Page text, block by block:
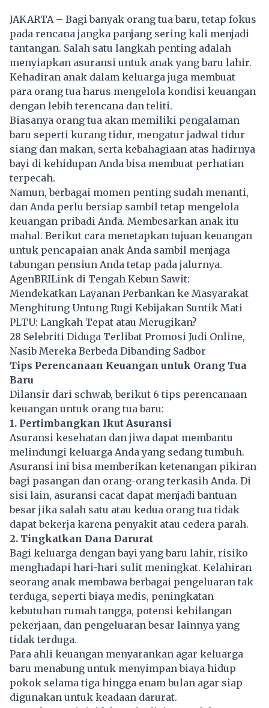
JAKARTA – Bagi banyak orang tua baru, tetap fokus
pada rencana jangka panjang sering kali menjadi
tantangan. Salah satu langkah penting adalah
menyiapkan asuransi untuk anak yang baru lahir.
Kehadiran anak dalam keluarga juga membuat
para orang tua harus mengelola kondisi keuangan
dengan lebih terencana dan teliti.
Biasanya orang tua akan memiliki pengalaman
baru seperti kurang tidur, mengatur jadwal tidur
siang dan makan, serta kebahagiaan atas hadirnya
bayi di kehidupan Anda bisa membuat perhatian
terpecah.
Namun, berbagai momen penting sudah menanti,
dan Anda perlu bersiap sambil tetap mengelola
keuangan pribadi Anda. Membesarkan anak itu
mahal. Berikut cara menetapkan tujuan keuangan
untuk pencapaian anak Anda sambil menjaga
tabungan pensiun Anda tetap pada jalurnya.
AgenBRILink di Tengah Kebun Sawit:
Mendekatkan Layanan Perbankan ke Masyarakat
Menghitung Untung Rugi Kebijakan Suntik Mati
PLTU: Langkah Tepat atau Merugikan?
28 Selebriti Diduga Terlibat Promosi Judi Online,
Nasib Mereka Berbeda Dibanding Sadbor
Tips Perencanaan Keuangan untuk Orang Tua
Baru
Dilansir dari schwab, berikut 6 tips perencanaan
keuangan untuk orang tua baru:
1. Pertimbangkan Ikut Asuransi
Asuransi kesehatan dan jiwa dapat membantu
melindungi keluarga Anda yang sedang tumbuh.
Asuransi ini bisa memberikan ketenangan pikiran
bagi pasangan dan orang-orang terkasih Anda. Di
sisi lain, asuransi cacat dapat menjadi bantuan
besar jika salah satu atau kedua orang tua tidak
dapat bekerja karena penyakit atau cedera parah.
2. Tingkatkan Dana Darurat
Bagi keluarga dengan bayi yang baru lahir, risiko
menghadapi hari-hari sulit meningkat. Kelahiran
seorang anak membawa berbagai pengeluaran tak
terduga, seperti biaya medis, peningkatan
kebutuhan rumah tangga, potensi kehilangan
pekerjaan, dan pengeluaran besar lainnya yang
tidak terduga.
Para ahli keuangan menyarankan agar keluarga
baru menabung untuk menyimpan biaya hidup
pokok selama tiga hingga enam bulan agar siap
digunakan untuk keadaan darurat.